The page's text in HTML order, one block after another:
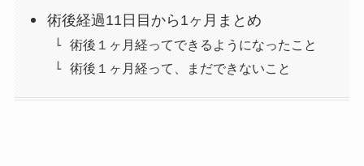
術後経過11日目から1ヶ月まとめ
術後１ヶ月経ってできるようになったこと
術後１ヶ月経って、まだできないこと